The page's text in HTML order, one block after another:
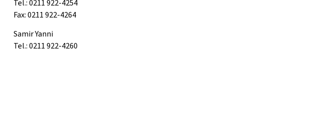
Tel.: 0211 922-4254
Fax: 0211 922-4264
Samir Yanni
Tel.: 0211 922-4260